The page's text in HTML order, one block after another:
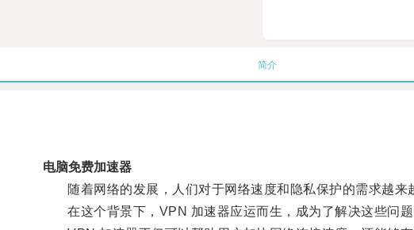
简介
电脑免费加速器
随着网络的发展，人们对于网络速度和隐私保护的需求越来
在这个背景下，VPN 加速器应运而生，成为了解决这些问题